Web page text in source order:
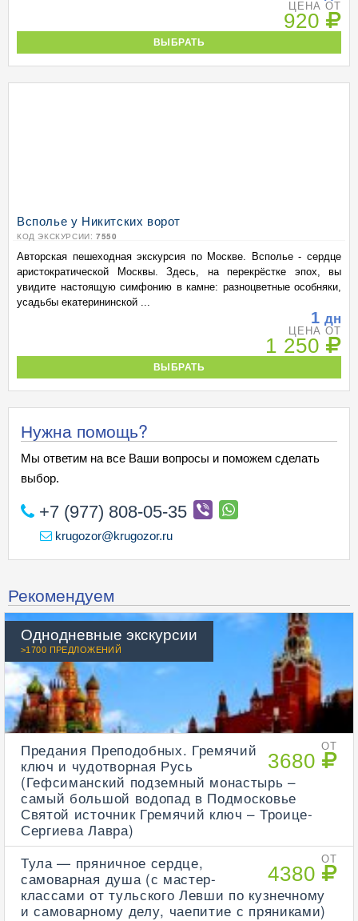
ЦЕНА ОТ
920
ВЫБРАТЬ
Всполье у Никитских ворот
КОД ЭКСКУРСИИ: 7550
Авторская пешеходная экскурсия по Москве. Всполье - сердце
аристократической Москвы. Здесь, на перекрёстке эпох, вы
увидите настоящую симфонию в камне: разноцветные особняки,
усадьбы екатерининской ...
1 дн
ЦЕНА ОТ
1 250
ВЫБРАТЬ
Нужна помощь?
Мы ответим на все Ваши вопросы и поможем сделать
выбор.
+7 (977) 808-05-35
krugozor@krugozor.ru
Рекомендуем
Однодневные экскурсии
>1700 ПРЕДЛОЖЕНИЙ
ОТ
3680
Предания Преподобных. Гремячий
ключ и чудотворная Русь
(Гефсиманский подземный монастырь –
самый большой водопад в Подмосковье
Святой источник Гремячий ключ – Троице-
Сергиева Лавра)
ОТ
4380
Тула — пряничное сердце,
самоварная душа (с мастер-
классами от тульского Левши по кузнечному
и самоварному делу, чаепитие с пряниками)